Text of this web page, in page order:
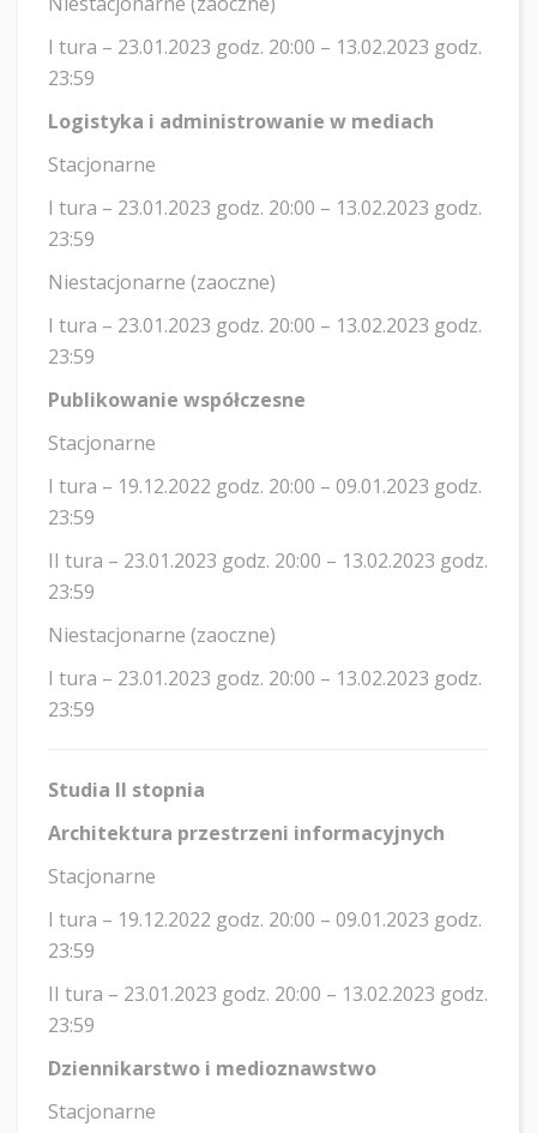
I tura – 23.01.2023 godz. 20:00 – 13.02.2023 godz.
23:59
Logistyka i administrowanie w mediach
Stacjonarne
I tura – 23.01.2023 godz. 20:00 – 13.02.2023 godz.
23:59
Niestacjonarne (zaoczne)
I tura – 23.01.2023 godz. 20:00 – 13.02.2023 godz.
23:59
Publikowanie współczesne
Stacjonarne
I tura – 19.12.2022 godz. 20:00 – 09.01.2023 godz.
23:59
II tura – 23.01.2023 godz. 20:00 – 13.02.2023 godz.
23:59
Niestacjonarne (zaoczne)
I tura – 23.01.2023 godz. 20:00 – 13.02.2023 godz.
23:59
Studia II stopnia
Architektura przestrzeni informacyjnych
Stacjonarne
I tura – 19.12.2022 godz. 20:00 – 09.01.2023 godz.
23:59
II tura – 23.01.2023 godz. 20:00 – 13.02.2023 godz.
23:59
Dziennikarstwo i medioznawstwo
Stacjonarne